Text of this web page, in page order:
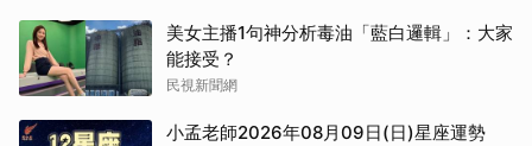
美女主播1句神分析毒油「藍白邏輯」：大家
能接受？
民視新聞網
小孟老師2026年08月09日(日)星座運勢